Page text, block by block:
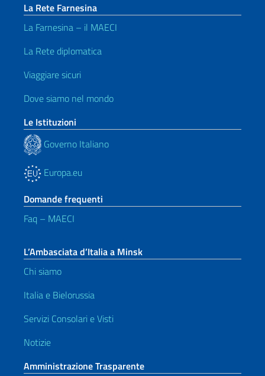
La Rete Farnesina
La Farnesina – il MAECI
La Rete diplomatica
Viaggiare sicuri
Dove siamo nel mondo
Le Istituzioni
Governo Italiano
Europa.eu
Domande frequenti
Faq – MAECI
L’Ambasciata d’Italia a Minsk
Chi siamo
Italia e Bielorussia
Servizi Consolari e Visti
Notizie
Amministrazione Trasparente